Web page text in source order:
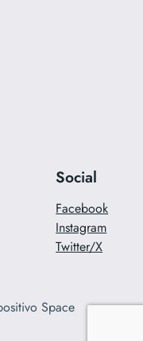
Social
Facebook
Instagram
Twitter/X
Space